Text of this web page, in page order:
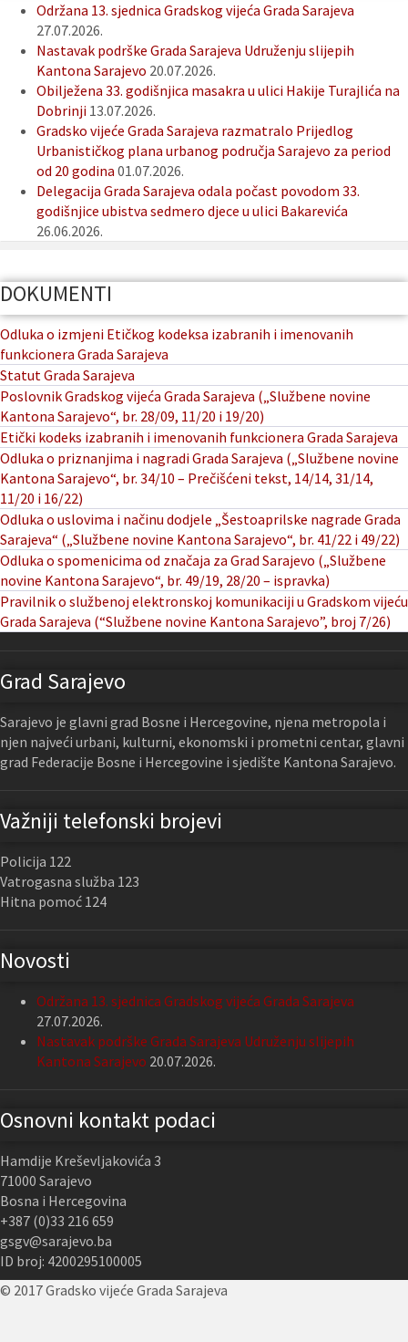
Održana 13. sjednica Gradskog vijeća Grada Sarajeva
27.07.2026.
Nastavak podrške Grada Sarajeva Udruženju slijepih
Kantona Sarajevo 20.07.2026.
Obilježena 33. godišnjica masakra u ulici Hakije Turajlića na
Dobrinji 13.07.2026.
Gradsko vijeće Grada Sarajeva razmatralo Prijedlog
Urbanističkog plana urbanog područja Sarajevo za period
od 20 godina 01.07.2026.
Delegacija Grada Sarajeva odala počast povodom 33.
godišnjice ubistva sedmero djece u ulici Bakarevića
26.06.2026.
DOKUMENTI
Odluka o izmjeni Etičkog kodeksa izabranih i imenovanih
funkcionera Grada Sarajeva
Statut Grada Sarajeva
Poslovnik Gradskog vijeća Grada Sarajeva („Službene novine
Kantona Sarajevo“, br. 28/09, 11/20 i 19/20)
Etički kodeks izabranih i imenovanih funkcionera Grada Sarajeva
Odluka o priznanjima i nagradi Grada Sarajeva („Službene novine
Kantona Sarajevo“, br. 34/10 – Prečišćeni tekst, 14/14, 31/14,
11/20 i 16/22)
Odluka o uslovima i načinu dodjele „Šestoaprilske nagrade Grada
Sarajeva“ („Službene novine Kantona Sarajevo“, br. 41/22 i 49/22)
Odluka o spomenicima od značaja za Grad Sarajevo („Službene
novine Kantona Sarajevo“, br. 49/19, 28/20 – ispravka)
Pravilnik o službenoj elektronskoj komunikaciji u Gradskom vijeću
Grada Sarajeva (“Službene novine Kantona Sarajevo”, broj 7/26)
Grad Sarajevo
Sarajevo je glavni grad Bosne i Hercegovine, njena metropola i
njen najveći urbani, kulturni, ekonomski i prometni centar, glavni
grad Federacije Bosne i Hercegovine i sjedište Kantona Sarajevo.
Važniji telefonski brojevi
Policija 122
Vatrogasna služba 123
Hitna pomoć 124
Novosti
Održana 13. sjednica Gradskog vijeća Grada Sarajeva
27.07.2026.
Nastavak podrške Grada Sarajeva Udruženju slijepih
Kantona Sarajevo 20.07.2026.
Osnovni kontakt podaci
Hamdije Kreševljakovića 3
71000 Sarajevo
Bosna i Hercegovina
+387 (0)33 216 659
gsgv@sarajevo.ba
ID broj: 4200295100005
© 2017 Gradsko vijeće Grada Sarajeva